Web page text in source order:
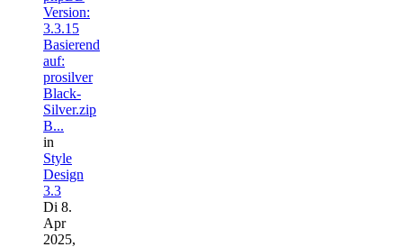
Version:
3.3.15
Basierend
auf:
prosilver
Black-
Silver.zip
B...
in
Style
Design
3.3
Di 8.
Apr
2025,